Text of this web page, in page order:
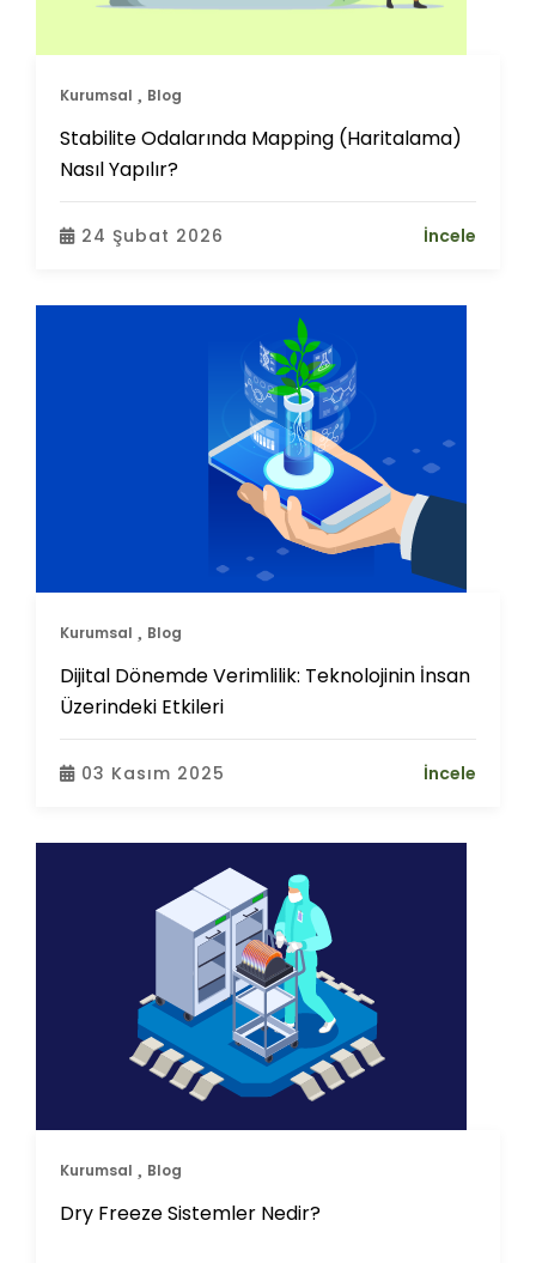
Kurumsal Blog
Stabilite Odalarında Mapping (Haritalama)
Nasıl Yapılır?
24 Şubat 2026 İncele
Kurumsal Blog
Dijital Dönemde Verimlilik: Teknolojinin İnsan
Üzerindeki Etkileri
03 Kasım 2025 İncele
Kurumsal Blog
Dry Freeze Sistemler Nedir?